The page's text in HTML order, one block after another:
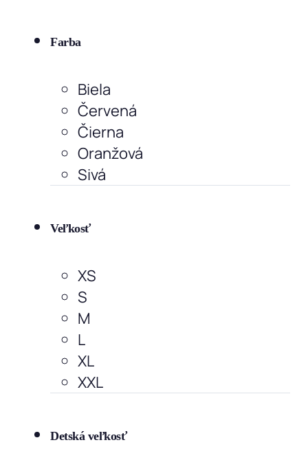
Farba
Biela
Červená
Čierna
Oranžová
Sivá
Veľkosť
XS
S
M
L
XL
XXL
Detská veľkosť